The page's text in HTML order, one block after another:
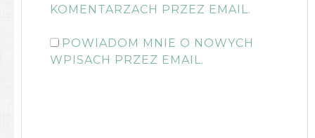
KOMENTARZACH PRZEZ EMAIL.
POWIADOM MNIE O NOWYCH
WPISACH PRZEZ EMAIL.